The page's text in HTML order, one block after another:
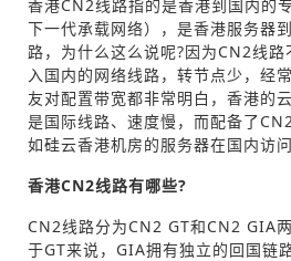
香港CN2线路指的是香港到国内的
下一代承载网络），是香港服务器
路，为什么这么说呢?因为CN2线
入国内的网络线路，转节点少，经
友对配置带宽都非常明白，香港的
是国际线路、速度慢，而配备了
如硅云香港机房的服务器在国内访
香港CN2线路有哪些?
CN2线路分为CN2 GT和CN2 GIA
于GT来说，GIA拥有独立的回国链